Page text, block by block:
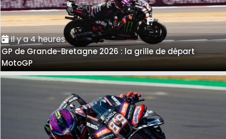
Il y a 4 heures
GP de Grande-Bretagne 2026 : la grille de départ
MotoGP